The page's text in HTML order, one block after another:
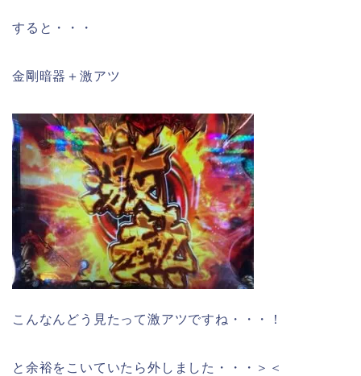
すると・・・
金剛暗器＋激アツ
こんなんどう見たって激アツですね・・・！
と余裕をこいていたら外しました・・・＞＜